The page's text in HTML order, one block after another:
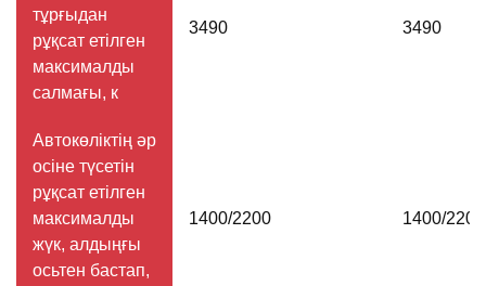
тұрғыдан
рұқсат етілген
максималды
салмағы, к
3490 3490
Автокөліктің әр
осіне түсетін
рұқсат етілген
максималды
жүк, алдыңғы
осьтен бастап,
1400/2200 1400/2200